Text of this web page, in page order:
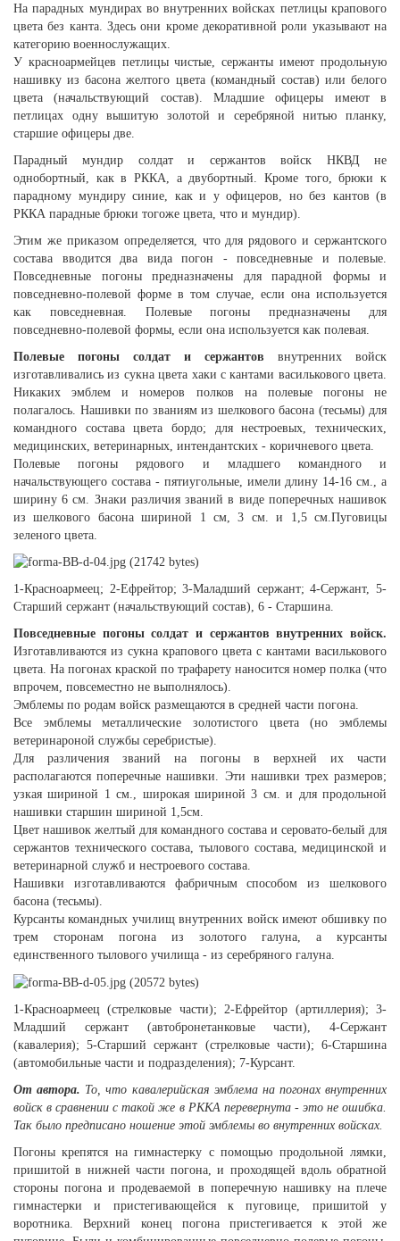
На парадных мундирах во внутренних войсках петлицы крапового
цвета без канта. Здесь они кроме декоративной роли указывают на
категорию военнослужащих.
У красноармейцев петлицы чистые, сержанты имеют продольную
нашивку из басона желтого цвета (командный состав) или белого
цвета (начальствующий состав). Младшие офицеры имеют в
петлицах одну вышитую золотой и серебряной нитью планку,
старшие офицеры две.
Парадный мундир солдат и сержантов войск НКВД не
однобортный, как в РККА, а двубортный. Кроме того, брюки к
парадному мундиру синие, как и у офицеров, но без кантов (в
РККА парадные брюки тогоже цвета, что и мундир).
Этим же приказом определяется, что для рядового и сержантского
состава вводится два вида погон - повседневные и полевые.
Повседневные погоны предназначены для парадной формы и
повседневно-полевой форме в том случае, если она используется
как повседневная. Полевые погоны предназначены для
повседневно-полевой формы, если она используется как полевая.
Полевые погоны солдат и сержантов внутренних войск
изготавливались из сукна цвета хаки с кантами василькового цвета.
Никаких эмблем и номеров полков на полевые погоны не
полагалось. Нашивки по званиям из шелкового басона (тесьмы) для
командного состава цвета бордо; для нестроевых, технических,
медицинских, ветеринарных, интендантских - коричневого цвета.
Полевые погоны рядового и младшего командного и
начальствующего состава - пятиугольные, имели длину 14-16 см., а
ширину 6 см. Знаки различия званий в виде поперечных нашивок
из шелкового басона шириной 1 см, 3 см. и 1,5 см.Пуговицы
зеленого цвета.
1-Красноармеец; 2-Ефрейтор; 3-Маладший сержант; 4-Сержант, 5-
Старший сержант (начальствующий состав), 6 - Старшина.
Повседневные погоны солдат и сержантов внутренних войск.
Изготавливаются из сукна крапового цвета с кантами василькового
цвета. На погонах краской по трафарету наносится номер полка (что
впрочем, повсеместно не выполнялось).
Эмблемы по родам войск размещаются в средней части погона.
Все эмблемы металлические золотистого цвета (но эмблемы
ветеринароной службы серебристые).
Для различения званий на погоны в верхней их части
располагаются поперечные нашивки. Эти нашивки трех размеров;
узкая шириной 1 см., широкая шириной 3 см. и для продольной
нашивки старшин шириной 1,5см.
Цвет нашивок желтый для командного состава и серовато-белый для
сержантов технического состава, тылового состава, медицинской и
ветеринарной служб и нестроевого состава.
Нашивки изготавливаются фабричным способом из шелкового
басона (тесьмы).
Курсанты командных училищ внутренних войск имеют обшивку по
трем сторонам погона из золотого галуна, а курсанты
единственного тылового училища - из серебряного галуна.
1-Красноармеец (стрелковые части); 2-Ефрейтор (артиллерия); 3-
Младший сержант (автобронетанковые части), 4-Сержант
(кавалерия); 5-Старший сержант (стрелковые части); 6-Старшина
(автомобильные части и подразделения); 7-Курсант.
От автора. То, что кавалерийская эмблема на погонах внутренних
войск в сравнении с такой же в РККА перевернута - это не ошибка.
Так было предписано ношение этой эмблемы во внутренних войсках.
Погоны крепятся на гимнастерку с помощью продольной лямки,
пришитой в нижней части погона, и проходящей вдоль обратной
стороны погона и продеваемой в поперечную нашивку на плече
гимнастерки и пристегивающейся к пуговице, пришитой у
воротника. Верхний конец погона пристегивается к этой же